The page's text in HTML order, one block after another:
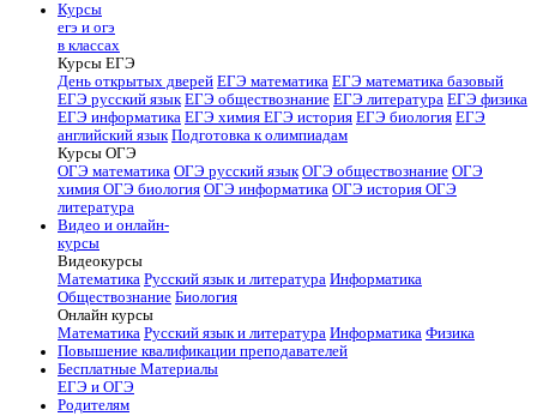
Курсы
егэ и огэ
в классах
Курсы ЕГЭ
День открытых дверей ЕГЭ математика ЕГЭ математика базовый
ЕГЭ русский язык ЕГЭ обществознание ЕГЭ литература ЕГЭ физика
ЕГЭ информатика ЕГЭ химия ЕГЭ история ЕГЭ биология ЕГЭ
английский язык Подготовка к олимпиадам
Курсы ОГЭ
ОГЭ математика ОГЭ русский язык ОГЭ обществознание ОГЭ
химия ОГЭ биология ОГЭ информатика ОГЭ история ОГЭ
литература
Видео и онлайн-
курсы
Видеокурсы
Математика Русский язык и литература Информатика
Обществознание Биология
Онлайн курсы
Математика Русский язык и литература Информатика Физика
Повышение квалификации преподавателей
Бесплатные Материалы
ЕГЭ и ОГЭ
Родителям